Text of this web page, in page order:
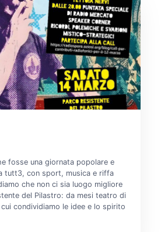
fosse una giornata popolare e
tutt3, con sport, musica e riffa
che non ci sia luogo migliore
del Pilastro: da mesi teatro di
condividiamo le idee e lo spirito